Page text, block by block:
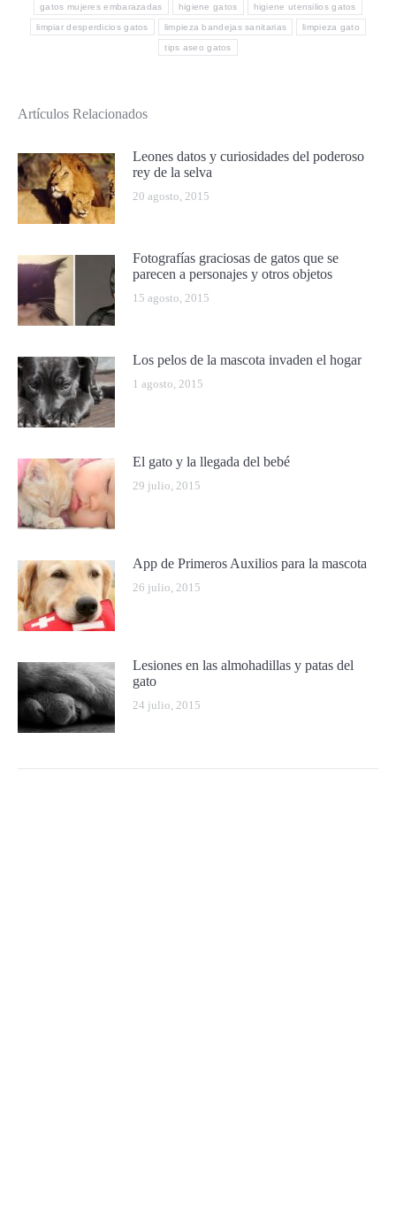
gatos mujeres embarazadas higiene gatos higiene utensilios gatos
limpiar desperdicios gatos limpieza bandejas sanitarias limpieza gato
tips aseo gatos
Artículos Relacionados
Leones datos y curiosidades del poderoso
rey de la selva
20 agosto, 2015
Fotografías graciosas de gatos que se
parecen a personajes y otros objetos
15 agosto, 2015
Los pelos de la mascota invaden el hogar
1 agosto, 2015
El gato y la llegada del bebé
29 julio, 2015
App de Primeros Auxilios para la mascota
26 julio, 2015
Lesiones en las almohadillas y patas del
gato
24 julio, 2015